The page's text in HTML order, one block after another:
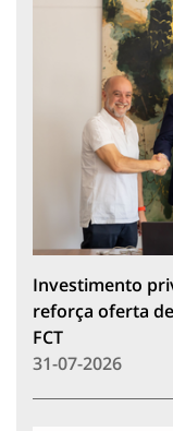
Investimento
reforça oferta
FCT
31-07-2026